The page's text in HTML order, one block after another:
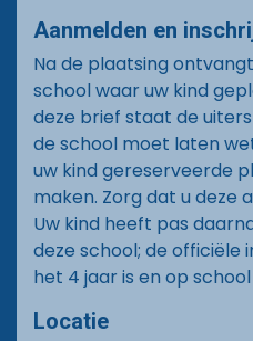
Aanmelden en
Na de plaatsing
school waar uw kind
deze brief staat de
de school moet laten
uw kind gereserveerde
maken. Zorg dat u deze
Uw kind heeft pas
deze school; de officiële
het 4 jaar is en op
Locatie